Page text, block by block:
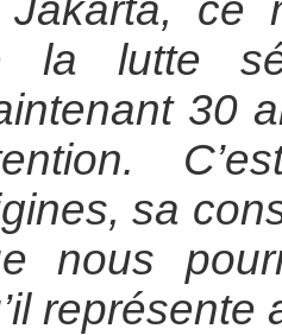
ce
la lutte
30
sa
nous
représente